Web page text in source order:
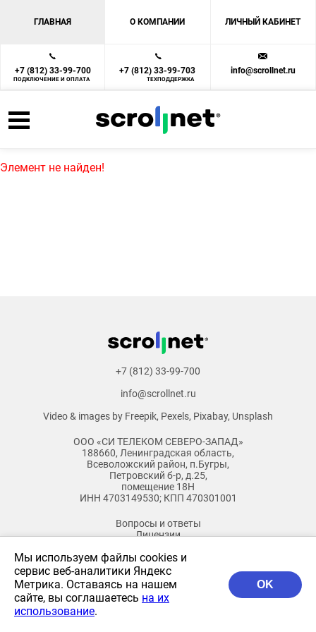
ГЛАВНАЯ О КОМПАНИИ ЛИЧНЫЙ КАБИНЕТ
+7 (812) 33-99-700
ПОДКЛЮЧЕНИЕ И ОПЛАТА
+7 (812) 33-99-703
ТЕХПОДДЕРЖКА
info@scrollnet.ru
Элемент не найден!
+7 (812) 33-99-700
info@scrollnet.ru
Video & images by Freepik, Pexels, Pixabay, Unsplash
ООО «СИ ТЕЛЕКОМ СЕВЕРО-ЗАПАД»
188660, Ленинградская область,
Всеволожский район, п.Бугры,
Петровский б-р, д.25,
помещение 18Н
ИНН 4703149530; КПП 470301001
Вопросы и ответы
Лицензии
Бланк заказа
Бланк Смотрешка
Бланк доп.услуги
Архив
Мы используем файлы cookies и
сервис веб-аналитики Яндекс
Метрика. Оставаясь на нашем
сайте, вы соглашаетесь на их
использование.
OK